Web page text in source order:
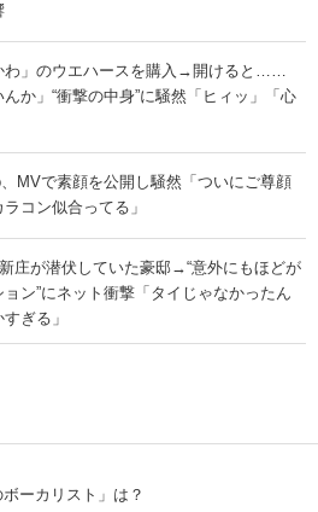
わ」のウエハースを購入→開けると……
んか」“衝撃の中身”に騒然「ヒィッ」「心
、MVで素顔を公開し騒然「ついにご尊顔
コン似合ってる」
新庄が潜伏していた豪邸→“意外にもほどが
ン”にネット衝撃「タイじゃなかったん
ぎる」
ーカリスト」は？